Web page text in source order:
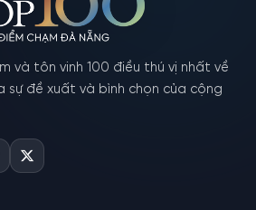
và tôn vinh 100 điều thú vị nhất về
sự đề xuất và bình chọn của cộng